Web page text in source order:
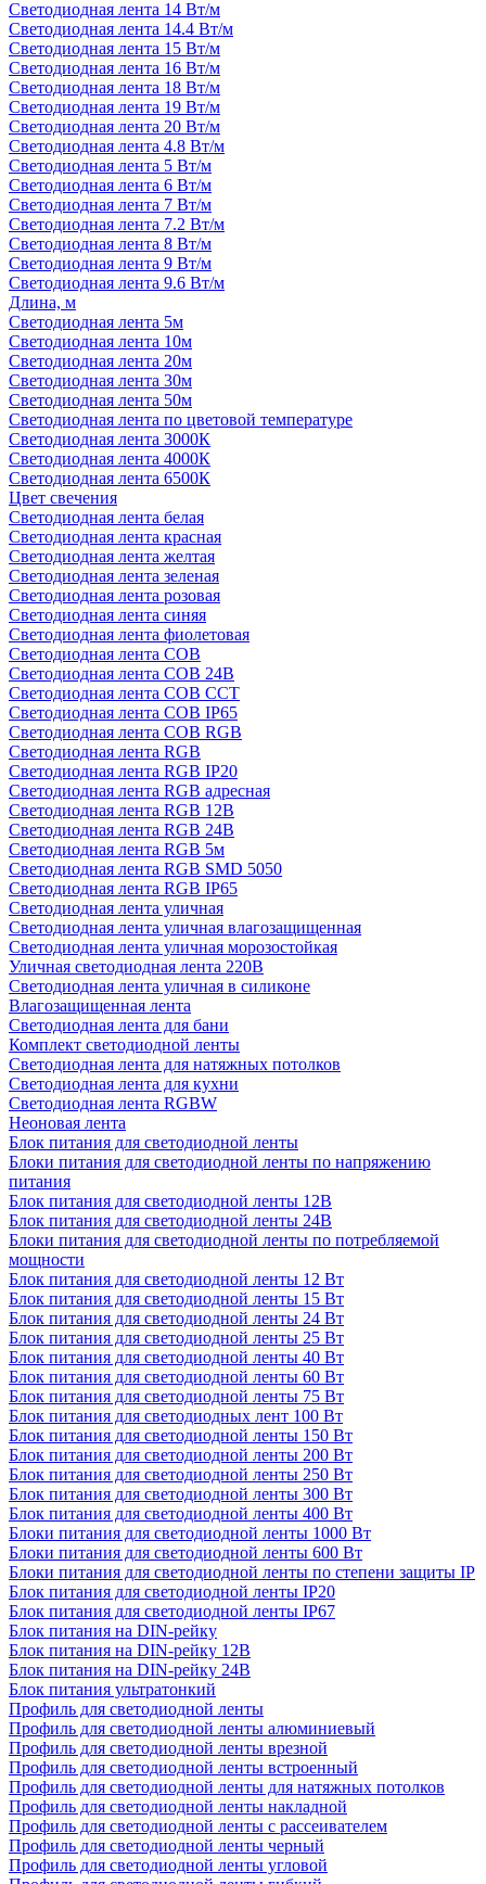
Светодиодная лента 14 Вт/м
Светодиодная лента 14.4 Вт/м
Светодиодная лента 15 Вт/м
Светодиодная лента 16 Вт/м
Светодиодная лента 18 Вт/м
Светодиодная лента 19 Вт/м
Светодиодная лента 20 Вт/м
Светодиодная лента 4.8 Вт/м
Светодиодная лента 5 Вт/м
Светодиодная лента 6 Вт/м
Светодиодная лента 7 Вт/м
Светодиодная лента 7.2 Вт/м
Светодиодная лента 8 Вт/м
Светодиодная лента 9 Вт/м
Светодиодная лента 9.6 Вт/м
Длина, м
Светодиодная лента 5м
Светодиодная лента 10м
Светодиодная лента 20м
Светодиодная лента 30м
Светодиодная лента 50м
Светодиодная лента по цветовой температуре
Светодиодная лента 3000К
Светодиодная лента 4000К
Светодиодная лента 6500К
Цвет свечения
Светодиодная лента белая
Светодиодная лента красная
Светодиодная лента желтая
Светодиодная лента зеленая
Светодиодная лента розовая
Светодиодная лента синяя
Светодиодная лента фиолетовая
Светодиодная лента COB
Светодиодная лента COB 24В
Светодиодная лента COB CCT
Светодиодная лента COB IP65
Светодиодная лента COB RGB
Светодиодная лента RGB
Светодиодная лента RGB IP20
Светодиодная лента RGB адресная
Светодиодная лента RGB 12В
Светодиодная лента RGB 24В
Светодиодная лента RGB 5м
Светодиодная лента RGB SMD 5050
Светодиодная лента RGB IP65
Светодиодная лента уличная
Светодиодная лента уличная влагозащищенная
Светодиодная лента уличная морозостойкая
Уличная светодиодная лента 220В
Светодиодная лента уличная в силиконе
Влагозащищенная лента
Светодиодная лента для бани
Комплект светодиодной ленты
Светодиодная лента для натяжных потолков
Светодиодная лента для кухни
Светодиодная лента RGBW
Неоновая лента
Блок питания для светодиодной ленты
Блоки питания для светодиодной ленты по напряжению
питания
Блок питания для светодиодной ленты 12В
Блок питания для светодиодной ленты 24В
Блоки питания для светодиодной ленты по потребляемой
мощности
Блок питания для светодиодной ленты 12 Вт
Блок питания для светодиодной ленты 15 Вт
Блок питания для светодиодной ленты 24 Вт
Блок питания для светодиодной ленты 25 Вт
Блок питания для светодиодной ленты 40 Вт
Блок питания для светодиодной ленты 60 Вт
Блок питания для светодиодной ленты 75 Вт
Блок питания для светодиодных лент 100 Вт
Блок питания для светодиодной ленты 150 Вт
Блок питания для светодиодной ленты 200 Вт
Блок питания для светодиодной ленты 250 Вт
Блок питания для светодиодной ленты 300 Вт
Блок питания для светодиодной ленты 400 Вт
Блоки питания для светодиодной ленты 1000 Вт
Блоки питания для светодиодной ленты 600 Вт
Блоки питания для светодиодной ленты по степени защиты IP
Блок питания для светодиодной ленты IP20
Блок питания для светодиодной ленты IP67
Блок питания на DIN-рейку
Блок питания на DIN-рейку 12В
Блок питания на DIN-рейку 24В
Блок питания ультратонкий
Профиль для светодиодной ленты
Профиль для светодиодной ленты алюминиевый
Профиль для светодиодной ленты врезной
Профиль для светодиодной ленты встроенный
Профиль для светодиодной ленты для натяжных потолков
Профиль для светодиодной ленты накладной
Профиль для светодиодной ленты с рассеивателем
Профиль для светодиодной ленты черный
Профиль для светодиодной ленты угловой